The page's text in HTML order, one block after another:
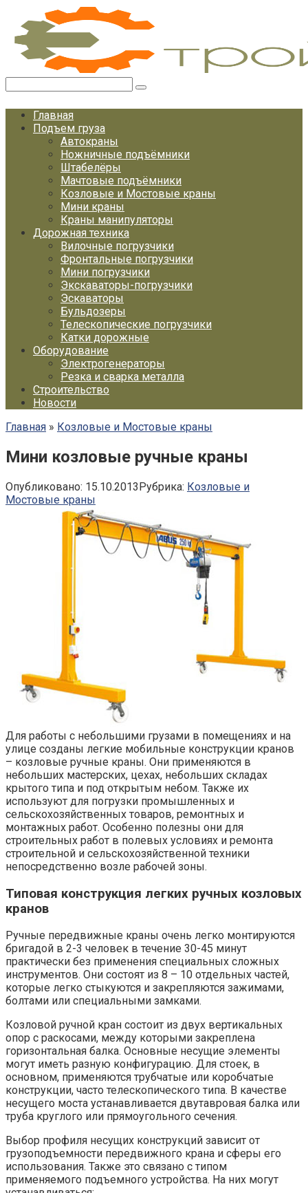
Перейти
контенту
Главная
Подъем груза
Автокраны
Ножничные подъёмники
Штабелёры
Мачтовые подъёмники
Козловые и Мостовые краны
Мини краны
Краны манипуляторы
Дорожная техника
Вилочные погрузчики
Фронтальные погрузчики
Мини погрузчики
Экскаваторы-погрузчики
Эскаваторы
Бульдозеры
Телескопические погрузчики
Катки дорожные
Оборудование
Электрогенераторы
Резка и сварка металла
Строительство
Новости
Главная » Козловые и Мостовые краны
Мини козловые ручные краны
Опубликовано: 15.10.2013Рубрика: Козловые и
Мостовые краны
Для работы с небольшими грузами в помещениях и на
улице созданы легкие мобильные конструкции кранов
– козловые ручные краны. Они применяются в
небольших мастерских, цехах, небольших складах
крытого типа и под открытым небом. Также их
используют для погрузки промышленных и
сельскохозяйственных товаров, ремонтных и
монтажных работ. Особенно полезны они для
строительных работ в полевых условиях и ремонта
строительной и сельскохозяйственной техники
непосредственно возле рабочей зоны.
Типовая конструкция легких ручных козловых
кранов
Ручные передвижные краны очень легко монтируются
бригадой в 2-3 человек в течение 30-45 минут
практически без применения специальных сложных
инструментов. Они состоят из 8 – 10 отдельных частей,
которые легко стыкуются и закрепляются зажимами,
болтами или специальными замками.
Козловой ручной кран состоит из двух вертикальных
опор с раскосами, между которыми закреплена
горизонтальная балка. Основные несущие элементы
могут иметь разную конфигурацию. Для стоек, в
основном, применяются трубчатые или коробчатые
конструкции, часто телескопического типа. В качестве
несущего моста устанавливается двутавровая балка или
труба круглого или прямоугольного сечения.
Выбор профиля несущих конструкций зависит от
грузоподъемности передвижного крана и сферы его
использования. Также это связано с типом
применяемого подъемного устройства. На них могут